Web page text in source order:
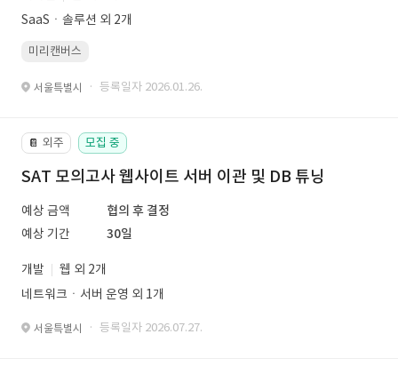
SaaSㆍ솔루션 외 2개
미리캔버스
서울특별시 · 등록일자 2026.01.26.
📔 외주 모집 중
SAT 모의고사 웹사이트 서버 이관 및 DB 튜닝
예상 금액
협의 후 결정
예상 기간
30일
개발
웹 외 2개
네트워크ㆍ서버 운영 외 1개
서울특별시 · 등록일자 2026.07.27.